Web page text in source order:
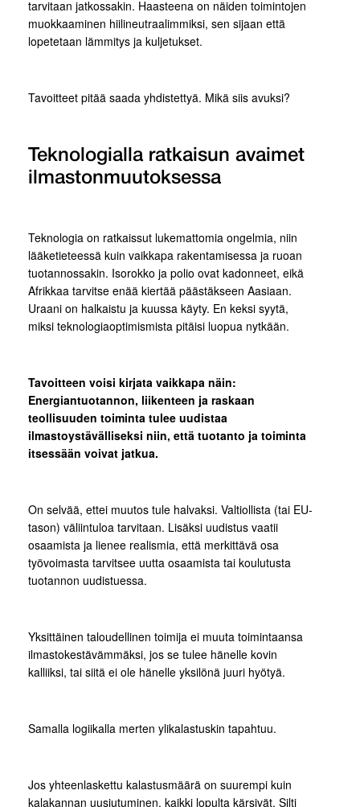
tarvitaan jatkossakin. Haasteena on näiden toimintojen
muokkaaminen hiilineutraalimmiksi, sen sijaan että
lopetetaan lämmitys ja kuljetukset.
Tavoitteet pitää saada yhdistettyä. Mikä siis avuksi?
Teknologialla ratkaisun avaimet
ilmastonmuutoksessa
Teknologia on ratkaissut lukemattomia ongelmia, niin
lääketieteessä kuin vaikkapa rakentamisessa ja ruoan
tuotannossakin. Isorokko ja polio ovat kadonneet, eikä
Afrikkaa tarvitse enää kiertää päästäkseen Aasiaan.
Uraani on halkaistu ja kuussa käyty. En keksi syytä,
miksi teknologiaoptimismista pitäisi luopua nytkään.
Tavoitteen voisi kirjata vaikkapa näin:
Energiantuotannon, liikenteen ja raskaan
teollisuuden toiminta tulee uudistaa
ilmastoystävälliseksi niin, että tuotanto ja toiminta
itsessään voivat jatkua.
On selvää, ettei muutos tule halvaksi. Valtiollista (tai EU-
tason) väliintuloa tarvitaan. Lisäksi uudistus vaatii
osaamista ja lienee realismia, että merkittävä osa
työvoimasta tarvitsee uutta osaamista tai koulutusta
tuotannon uudistuessa.
Yksittäinen taloudellinen toimija ei muuta toimintaansa
ilmastokestävämmäksi, jos se tulee hänelle kovin
kalliiksi, tai siitä ei ole hänelle yksilönä juuri hyötyä.
Samalla logiikalla merten ylikalastuskin tapahtuu.
Jos yhteenlaskettu kalastusmäärä on suurempi kuin
kalakannan uusiutuminen, kaikki lopulta kärsivät. Silti